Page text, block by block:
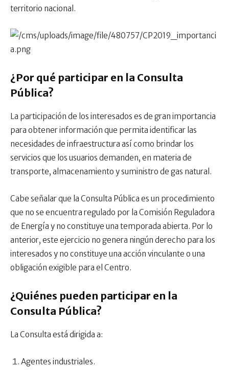
territorio nacional.
¿Por qué participar en la Consulta
Pública?
La participación de los interesados es de gran importancia
para obtener información que permita identificar las
necesidades de infraestructura así como brindar los
servicios que los usuarios demanden, en materia de
transporte, almacenamiento y suministro de gas natural.
Cabe señalar que la Consulta Pública es un procedimiento
que no se encuentra regulado por la Comisión Reguladora
de Energía y no constituye una temporada abierta. Por lo
anterior, este ejercicio no genera ningún derecho para los
interesados y no constituye una acción vinculante o una
obligación exigible para el Centro.
¿Quiénes pueden participar en la
Consulta Pública?
La Consulta está dirigida a:
Agentes industriales.